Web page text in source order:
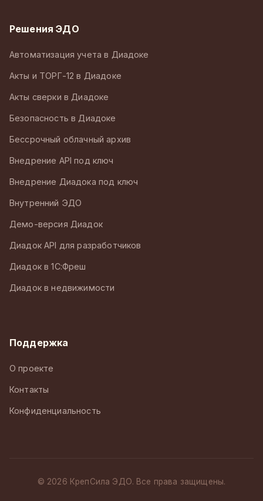
Решения ЭДО
Автоматизация учета в Диадоке
Акты и ТОРГ-12 в Диадоке
Акты сверки в Диадоке
Безопасность в Диадоке
Бессрочный облачный архив
Внедрение API под ключ
Внедрение Диадока под ключ
Внутренний ЭДО
Демо-версия Диадок
Диадок API для разработчиков
Диадок в 1С:Фреш
Диадок в недвижимости
Поддержка
О проекте
Контакты
Конфиденциальность
© 2026 КрепСила ЭДО. Все права защищены.